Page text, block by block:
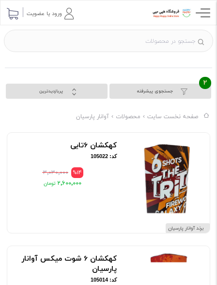
ورود یا عضویت
جستجوی پیشرفته
2
پربازدیدترین
صفحه نخست سایت محصولات آوانار پارسیان
برند آوانار پارسیان
کهکشان 6تایی
کد: 105022
%14 ۳٬۰۳۰٬۰۰۰
۲٬۶۰۰٬۰۰۰
کهکشان 6 شوت میکس آوانار
پارسیان
کد: 105014